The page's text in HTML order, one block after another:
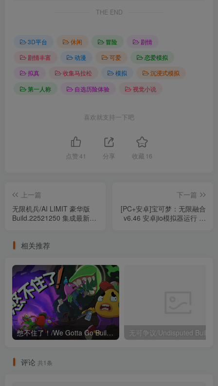
THE END
3D平台 休闲 冒险
剧情
剧情丰富
动漫 可爱
恋爱模拟
拟真
收集马拉松 模拟
沉浸式模拟
第一人称
自选历险体验 视觉小说
喜欢就支持一下吧
点赞 41 分享 收藏 16
上一篇
无限机兵/AI LIMIT 豪华版
Build.22521250 集成最新
下一篇
[PC+安卓]宝可梦：无限融合
v6.46 安卓jio模拟器运行 附
相关推荐
憋不住了！/We Gotta Go Build.22876488（官中）
评论 共1条